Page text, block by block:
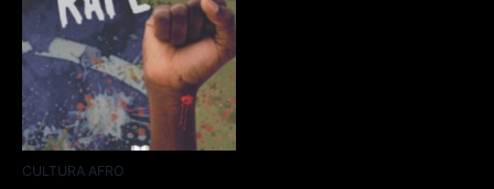
CULTURA AFRO